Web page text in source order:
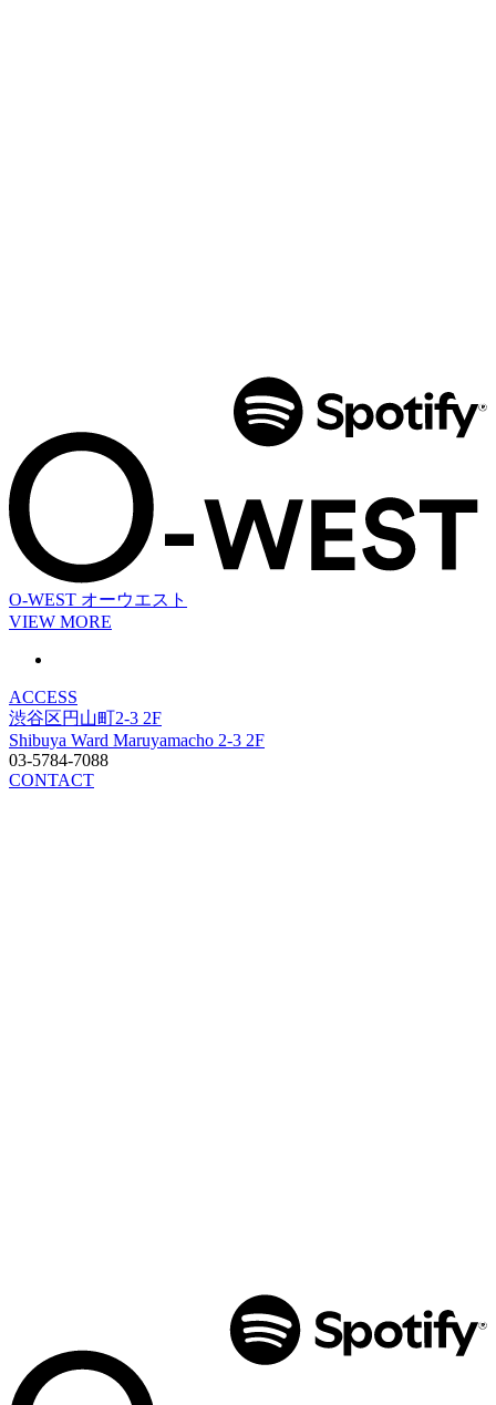
O-WEST オーウエスト
VIEW MORE
ACCESS
渋谷区円山町2-3 2F
Shibuya Ward Maruyamacho 2-3 2F
03-5784-7088
CONTACT